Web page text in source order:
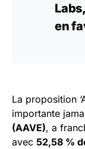
en
La proposition
importante
(AAVE), a
avec 52,58 %